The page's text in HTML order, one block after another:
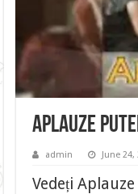
Aplauze
admin June 24,
Vedeți